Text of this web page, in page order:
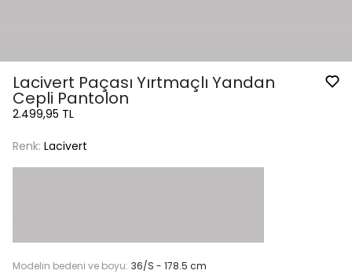
Lacivert Paçası Yırtmaçlı Yandan
Cepli Pantolon
2.499,95 TL
Renk: Lacivert
Modelin bedeni ve boyu: 36/S - 178.5 cm